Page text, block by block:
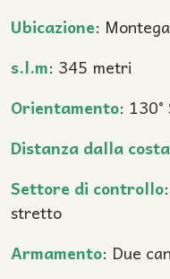
Ubicazione:
s.l.m: 345 metri
Orientamento:
Distanza dalla costa
Settore di controllo
stretto
Armamento: Due